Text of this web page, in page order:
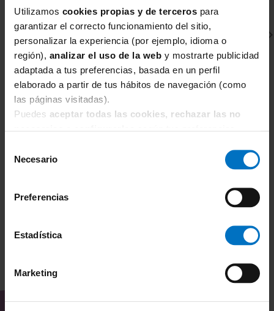
Utilizamos cookies propias y de terceros para
garantizar el correcto funcionamiento del sitio,
personalizar la experiencia (por ejemplo, idioma o
región), analizar el uso de la web y mostrarte publicidad
adaptada a tus preferencias, basada en un perfil
elaborado a partir de tus hábitos de navegación (como
las páginas visitadas).
Puedes aceptar todas las cookies, rechazar las no
Necesario
Preferencias
Estadística
Marketing
compromiso ético de Simone
Pérèle, el 75% de los hilos del
bordado provienen de poliéster
reciclado.
Si buscas un sujetador que combine la
suavidad de un tono pastel con la firmeza
perfecto.
SIMONE PERELE
57,00 €
TAMBIÉN TE PUEDE